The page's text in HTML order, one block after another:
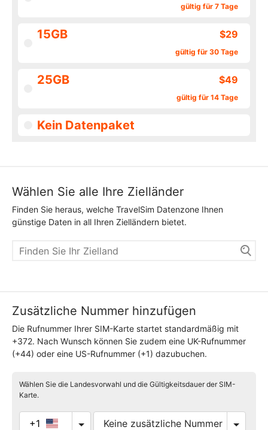
gültig für 7 Tage
$29
15GB
gültig für 30 Tage
$49
25GB
gültig für 14 Tage
Kein Datenpaket
Wählen Sie alle Ihre Zielländer
Finden Sie heraus, welche TravelSim Datenzone Ihnen
günstige Daten in all Ihren Zielländern bietet.
Zusätzliche Nummer hinzufügen
Die Rufnummer Ihrer SIM-Karte startet standardmäßig mit
+372. Nach Wunsch können Sie zudem eine UK-Rufnummer
(+44) oder eine US-Rufnummer (+1) dazubuchen.
Wählen Sie die Landesvorwahl und die Gültigkeitsdauer der SIM-
Karte.
+1